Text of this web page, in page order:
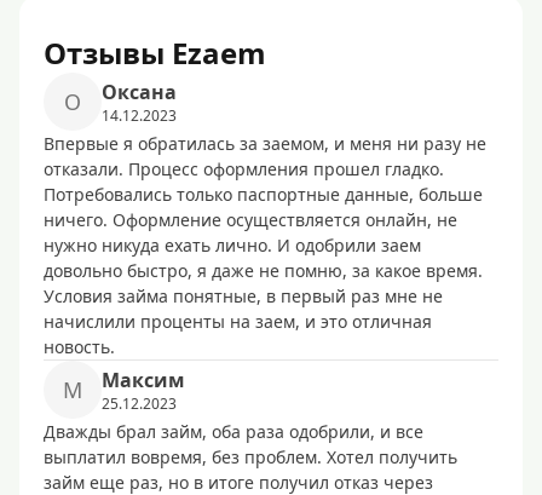
Отзывы Ezaem
О Оксана
14.12.2023
Впервые я обратилась за заемом, и меня ни разу не
отказали. Процесс оформления прошел гладко.
Потребовались только паспортные данные, больше
ничего. Оформление осуществляется онлайн, не
нужно никуда ехать лично. И одобрили заем
довольно быстро, я даже не помню, за какое время.
Условия займа понятные, в первый раз мне не
начислили проценты на заем, и это отличная
новость.
М Максим
25.12.2023
Дважды брал займ, оба раза одобрили, и все
выплатил вовремя, без проблем. Хотел получить
займ еще раз, но в итоге получил отказ через